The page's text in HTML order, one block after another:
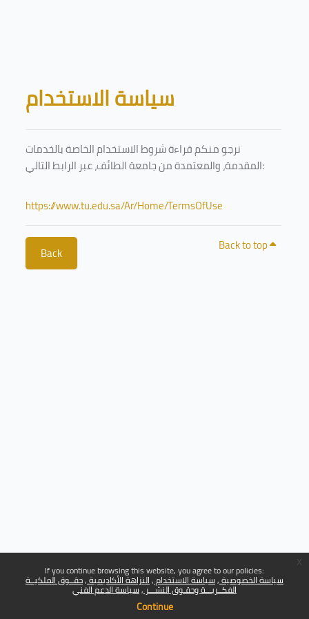
If you continue browsing this website, you agree to our policies:
سياسة الخصوصية سياسة الاستخدام النزاهة الأكاديمية حقــوق الملكيــة
الفكــريـــة وحقـوق النشـــر سياسة الدعم الفني
Continue
Blocks
سياسة الاستخدام
نرجو منكم قراءة شروط الاستخدام الخاصة بالخدمات
المقدمة، والمعتمدة من جامعة الطائف، عبر الرابط التالي:
https://www.tu.edu.sa/Ar/Home/TermsOfUse
Back Back to top